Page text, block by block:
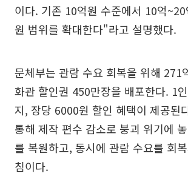
이다. 기존 10억원 수준에서 10억
원 범위를 확대한다"라고 설명했다.
문체부는 관람 수요 회복을 위해 271
화관 할인권 450만장을 배포한다. 1
지, 장당 6000원 할인 혜택이 제공된
통해 제작 편수 감소로 붕괴 위기에
를 복원하고, 동시에 관람 수요를 회
침이다.